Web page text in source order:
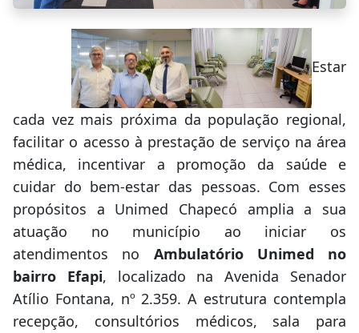
Estar
cada vez mais próxima da população regional,
facilitar o acesso à prestação de serviço na área
médica, incentivar a promoção da saúde e
cuidar do bem-estar das pessoas. Com esses
propósitos a Unimed Chapecó amplia a sua
atuação no município ao iniciar os
atendimentos no Ambulatório Unimed no
bairro Efapi, localizado na Avenida Senador
Atílio Fontana, nº 2.359. A estrutura contempla
recepção, consultórios médicos, sala para